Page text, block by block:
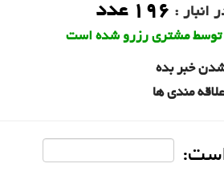
انبار : 196 عدد
توسط مشتری رزرو شده است
خبر بده
مندی ها